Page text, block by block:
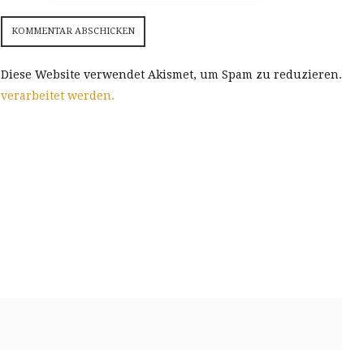
Diese Website verwendet Akismet, um Spam zu reduzieren.
verarbeitet werden.